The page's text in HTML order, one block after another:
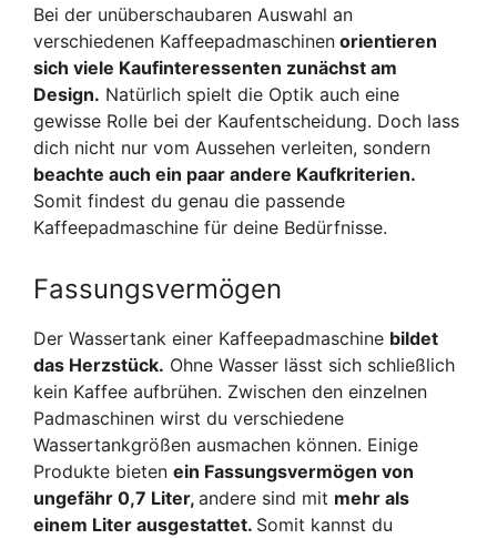
Bei der unüberschaubaren Auswahl an
verschiedenen Kaffeepadmaschinen orientieren
sich viele Kaufinteressenten zunächst am
Design. Natürlich spielt die Optik auch eine
gewisse Rolle bei der Kaufentscheidung. Doch lass
dich nicht nur vom Aussehen verleiten, sondern
beachte auch ein paar andere Kaufkriterien.
Somit findest du genau die passende
Kaffeepadmaschine für deine Bedürfnisse.
Fassungsvermögen
Der Wassertank einer Kaffeepadmaschine bildet
das Herzstück. Ohne Wasser lässt sich schließlich
kein Kaffee aufbrühen. Zwischen den einzelnen
Padmaschinen wirst du verschiedene
Wassertankgrößen ausmachen können. Einige
Produkte bieten ein Fassungsvermögen von
ungefähr 0,7 Liter, andere sind mit mehr als
einem Liter ausgestattet. Somit kannst du